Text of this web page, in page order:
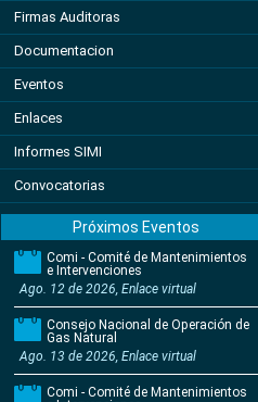
Firmas Auditoras
Documentacion
Eventos
Enlaces
Informes SIMI
Convocatorias
Próximos Eventos
Comi - Comité de Mantenimientos
e Intervenciones
Ago. 12 de 2026, Enlace virtual
Consejo Nacional de Operación de
Gas Natural
Ago. 13 de 2026, Enlace virtual
Comi - Comité de Mantenimientos